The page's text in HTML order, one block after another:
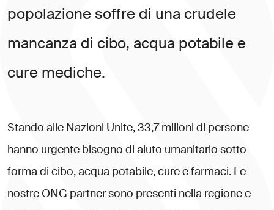
popolazione soffredi unacrudele
mancanzadi cibo, acqua potabilee
cure mediche.
Stando alle Nazioni Unite,33,7 milioni di persone
hanno urgente bisogno di aiuto umanitario sotto
forma di cibo,acqua potabile,cureefarmaci. Le
nostre ONG partnersono presenti nella regionee